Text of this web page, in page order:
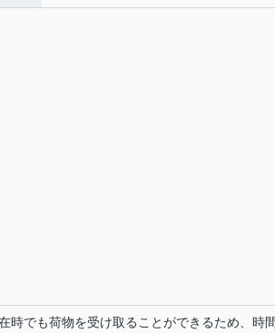
時でも荷物を受け取ることができるため、時